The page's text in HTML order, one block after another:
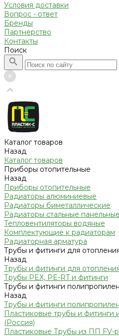
Условия доставки
Вопрос - ответ
Бренды
Партнерство
Контакты
Поиск
Каталог товаров
Назад
Каталог товаров
Приборы отопительные
Назад
Приборы отопительные
Радиаторы алюминиевые
Радиаторы биметаллические
Радиаторы стальные панельные
Тепловентиляторы водяные
Комплектующие к радиаторам
Радиаторная арматура
Трубы и фитинги для
Назад
Трубы и фитинги для
Трубы PEX, PE-RT и фитинги
Трубы и фитинги
Назад
Трубы и фитинги
Пластиковые трубы и
(Россия)
Пластиковые Трубы из ПП FV-